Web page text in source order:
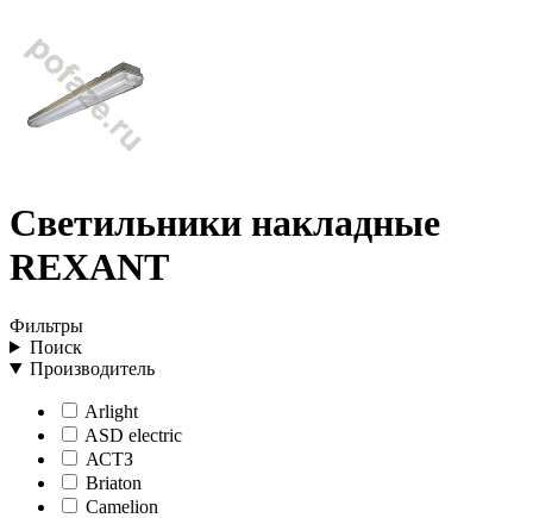
Светильники накладные
REXANT
Фильтры
Поиск
Производитель
Arlight
ASD electric
АСТЗ
Briaton
Camelion